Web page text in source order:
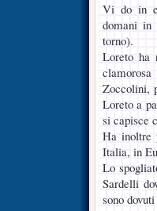
Vi do in
domani in
torno).
Loreto ha
Zoccolini,
Loreto a
si capisce
Ha inoltre
Italia, in
Lo
Sardelli
sono